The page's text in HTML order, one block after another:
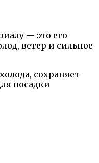
— это его
ветер и сильное
сохраняет
посадки